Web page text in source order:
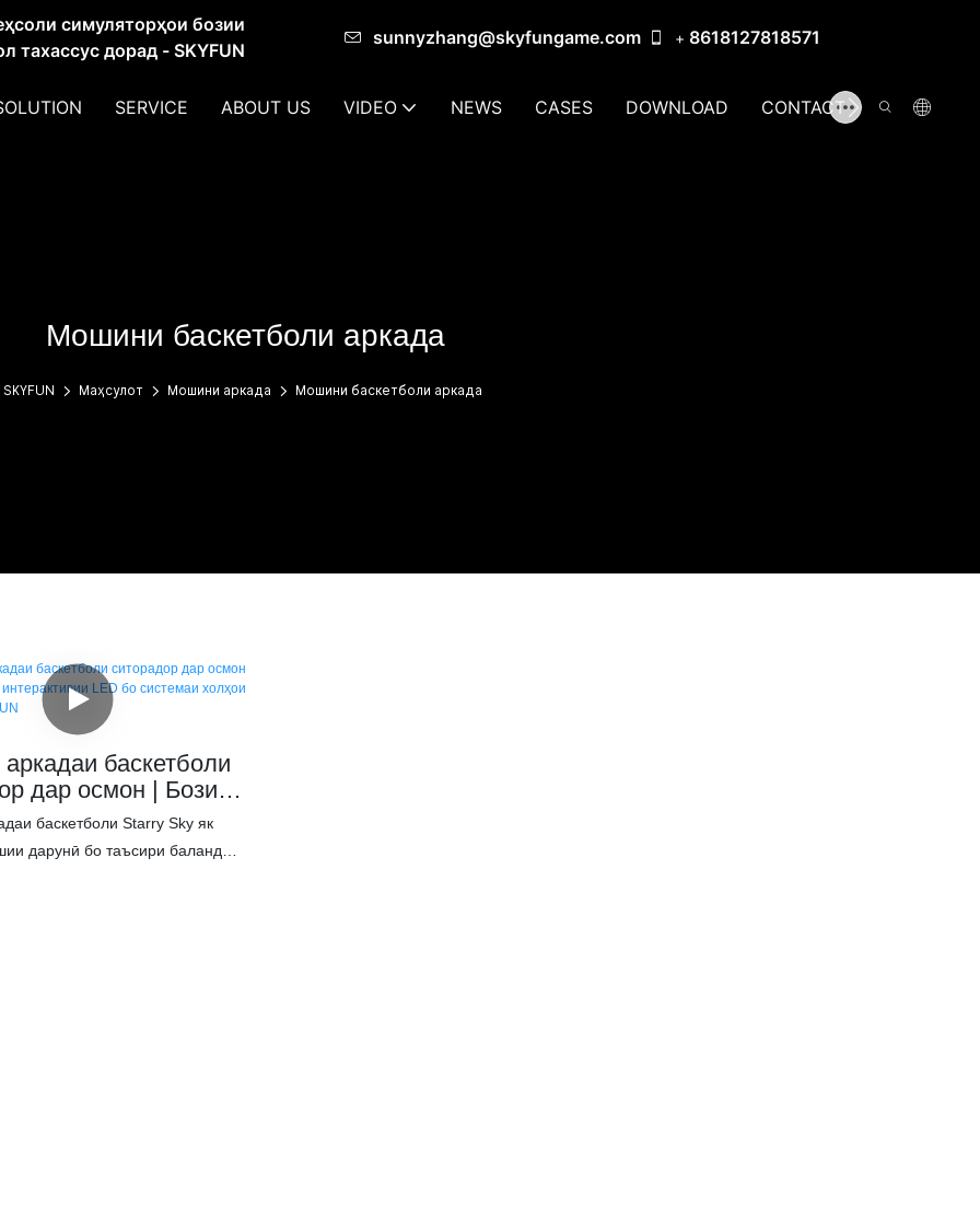
симуляторҳои бозии
тахассус дорад - SKYFUN
sunnyzhang@skyfungame.com +8618127818571
SERVICE ABOUT US VIDEO NEWS CASES DOWNLOAD CONTACT US
Мошини баскетболи аркада
SKYFUN Маҳсулот Мошини аркада Мошини баскетболи аркада
баскетболи
дар осмон | Бозии
LED бо
холҳои баланд -
баскетболи Starry Sky як
дарунӣ бо таъсири баланд